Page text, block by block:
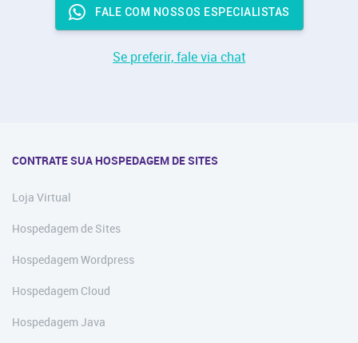
FALE COM NOSSOS ESPECIALISTAS
Se preferir, fale via chat
CONTRATE SUA HOSPEDAGEM DE SITES
Loja Virtual
Hospedagem de Sites
Hospedagem Wordpress
Hospedagem Cloud
Hospedagem Java